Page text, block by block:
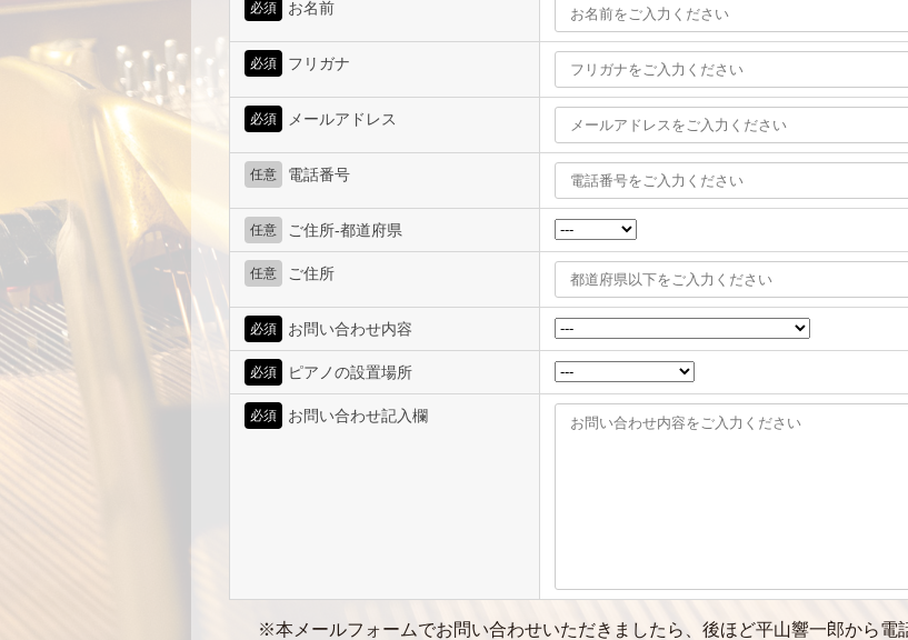
必須 お名前
必須 フリガナ
必須 メールアドレス
任意 電話番号
任意 ご住所-都道府県
任意 ご住所
必須 お問い合わせ内容
必須 ピアノの設置場所
必須 お問い合わせ記入欄
※本メールフォームでお問い合わせいただきましたら、後ほど平山響一郎から電